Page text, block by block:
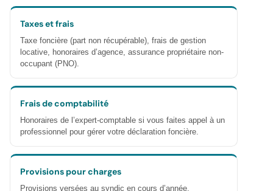
Taxes et frais
Taxe foncière (part non récupérable), frais de gestion
locative, honoraires d’agence, assurance propriétaire non-
occupant (PNO).
Frais de comptabilité
Honoraires de l’expert-comptable si vous faites appel à un
professionnel pour gérer votre déclaration foncière.
Provisions pour charges
Provisions versées au syndic en cours d’année,